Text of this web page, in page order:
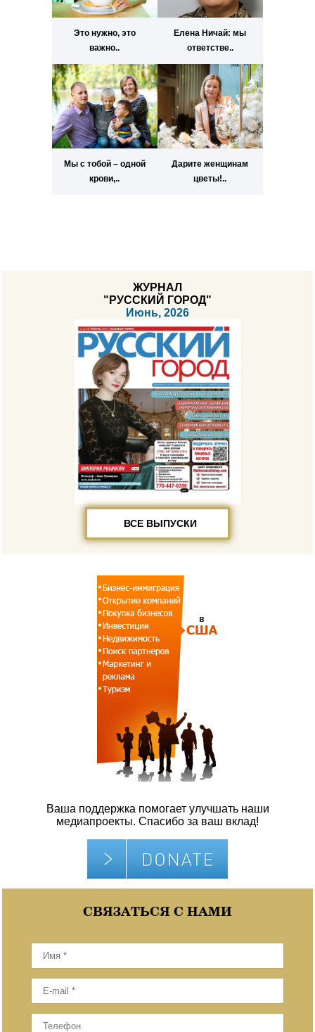
Это нужно, это
важно..
Елена Ничай: мы
ответстве..
Мы с тобой – одной
крови,..
Дарите женщинам
цветы!..
ЖУРНАЛ
"РУССКИЙ ГОРОД"
Июнь, 2026
ВСЕ ВЫПУСКИ
Ваша поддержка помогает улучшать наши
медиапроекты. Спасибо за ваш вклад!
СВЯЗАТЬСЯ С НАМИ